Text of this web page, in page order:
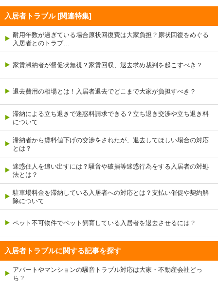
入居者トラブル [関連特集]
耐用年数が過ぎている場合原状回復費は大家負担？原状回復をめぐる
入居者とのトラブ…
家賃滞納者が督促状無視？家賃回収、退去求め裁判を起こすべき？
退去費用の相場とは！入居者退去でどこまで大家が負担すべき？
滞納による立ち退きで迷惑料請求できる？立ち退き交渉や立ち退き料
について
滞納者から賃料値下げの交渉をされたが、退去してほしい場合の対応
とは？
迷惑住人を追い出すには？騒音や破損等迷惑行為をする入居者の対処
法とは？
駐車場料金を滞納している入居者への対応とは？支払い催促や契約解
除について
ペット不可物件でペット飼育している入居者を退去させるには？
入居者トラブルに関する記事を探す
アパートやマンションの騒音トラブル対応は大家・不動産会社どっ
ち？